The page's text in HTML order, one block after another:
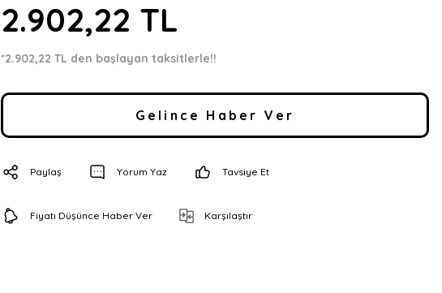
2.902,22 TL
*2.902,22 TL den başlayan taksitlerle!!
Gelince Haber Ver
Paylaş Yorum Yaz Tavsiye Et
Fiyatı Düşünce Haber Ver Karşılaştır